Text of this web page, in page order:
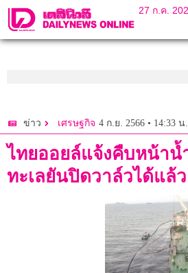
27 ก.ค.
ข่าว เศรษฐกิจ 4 ก.ย. 2566 • 14:33 น.
ไทยออยล์แจ้งคืบหน้าน้
ทะเลยันปิดวาล์วได้แล้ว